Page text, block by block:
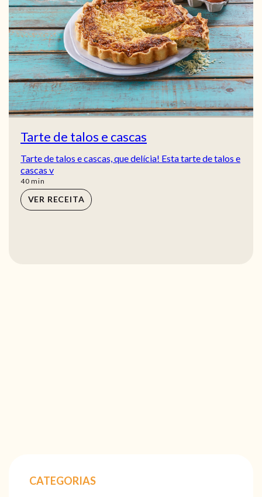
Tarte de talos e cascas
Tarte de talos e cascas, que delícia! Esta tarte de talos e
cascas v
40min
min
VER RECEITA
CATEGORIAS